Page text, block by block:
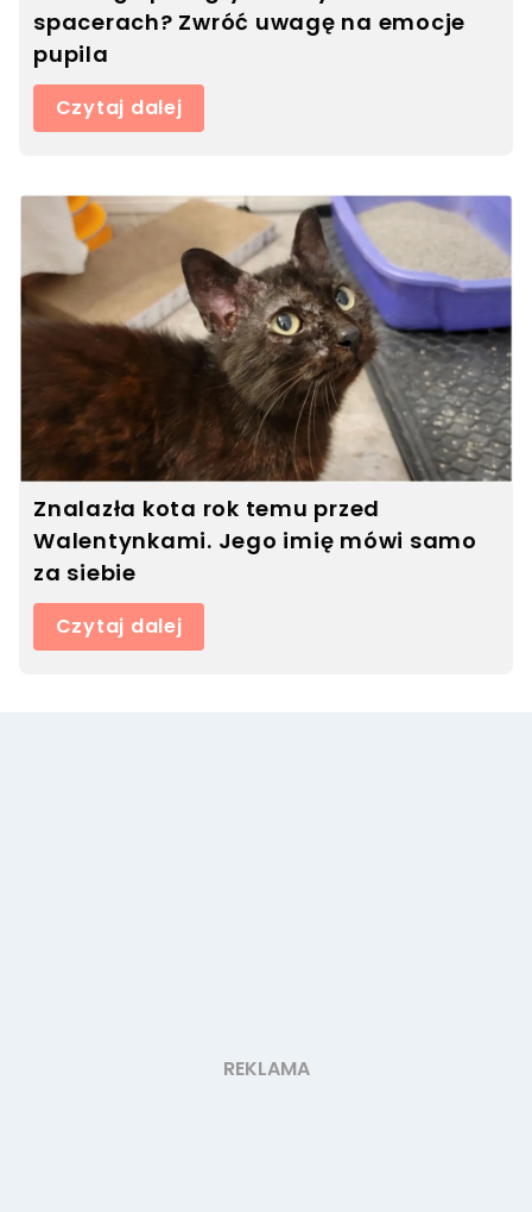
spacerach? Zwróć uwagę na emocje
pupila
Czytaj dalej
Znalazła kota rok temu przed
Walentynkami. Jego imię mówi samo
za siebie
Czytaj dalej